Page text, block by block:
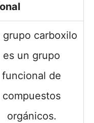
grupo carboxilo
es un grupo
funcional de
compuestos
orgánicos.